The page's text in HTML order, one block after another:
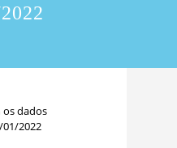
dados
01/2022